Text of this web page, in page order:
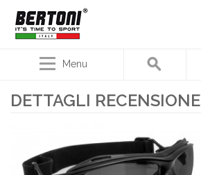
Menu
DETTAGLI RECENSIONE